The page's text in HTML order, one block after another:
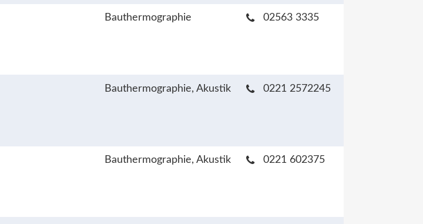
Bauthermographie 02563 3335
Bauthermographie, Akustik 0221 2572245
Bauthermographie, Akustik 0221 602375